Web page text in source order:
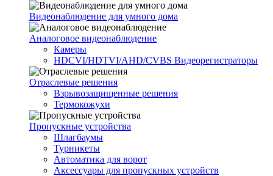
Видеонаблюдение для умного дома
Аналоговое видеонаблюдение
Камеры
HDCVI/HDTVI/AHD/CVBS Видеорегистраторы
Отраслевые решения
Взрывозащищенные решения
Термокожухи
Пропускные устройства
Шлагбаумы
Турникеты
Автоматика для ворот
Аксессуары для пропускных устройств